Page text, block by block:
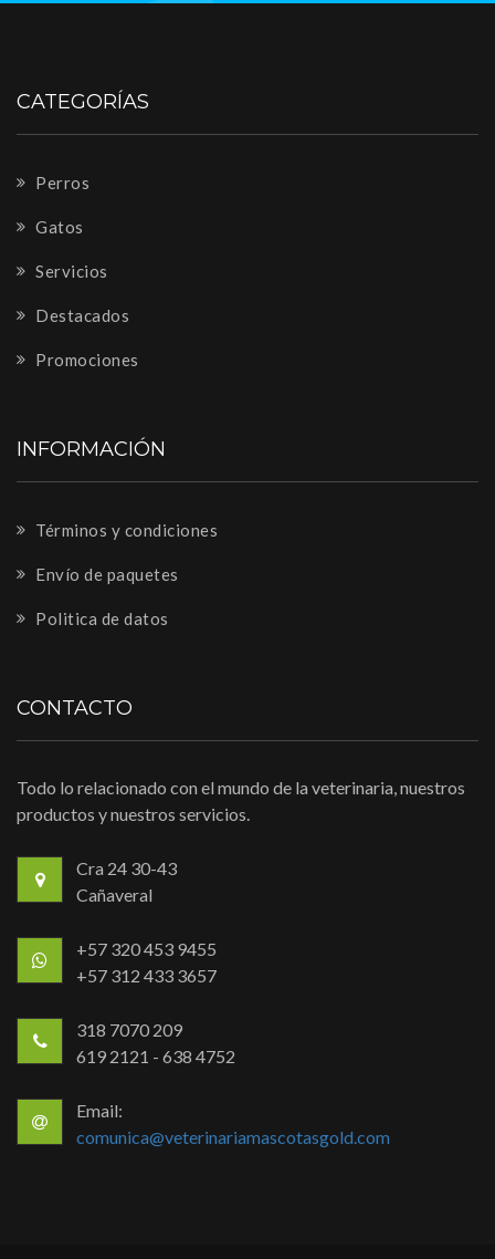
CATEGORÍAS
Perros
Gatos
Servicios
Destacados
Promociones
INFORMACIÓN
Términos y condiciones
Envío de paquetes
Politica de datos
CONTACTO
Todo lo relacionado con el mundo de la veterinaria, nuestros
productos y nuestros servicios.
Cra 24 30-43
Cañaveral
+57 320 453 9455
+57 312 433 3657
318 7070 209
619 2121 - 638 4752
Email:
comunica@veterinariamascotasgold.com